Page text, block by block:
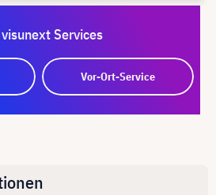
visunext Services
Vor-Ort-Service